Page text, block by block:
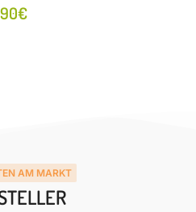
€
AM MARKT